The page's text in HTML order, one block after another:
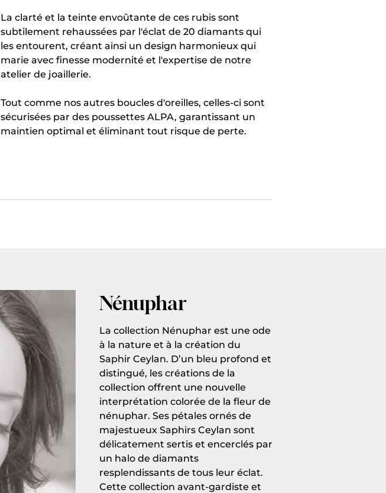
La clarté et la teinte envoûtante de ces rubis sont
subtilement rehaussées par l'éclat de 20 diamants qui
les entourent, créant ainsi un design harmonieux qui
marie avec finesse modernité et l'expertise de notre
atelier de joaillerie.
Tout comme nos autres boucles d'oreilles, celles-ci sont
sécurisées par des poussettes ALPA, garantissant un
maintien optimal et éliminant tout risque de perte.
Nénuphar
La collection Nénuphar est une ode
à la nature et à la création du
Saphir Ceylan. D’un bleu profond et
distingué, les créations de la
collection offrent une nouvelle
interprétation colorée de la fleur de
nénuphar. Ses pétales ornés de
majestueux Saphirs Ceylan sont
délicatement sertis et encerclés par
un halo de diamants
resplendissants de tous leur éclat.
Cette collection avant-gardiste et